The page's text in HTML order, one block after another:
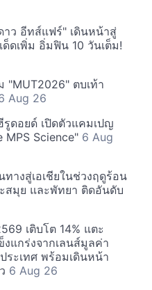
ว อีทส์แฟร์" เดินหน้าสู่
ดเพิ่ม อิ่มฟิน 10 วันเต็ม!
"MUT2026" ตบเท้า
Aug 26
รูดอยด์ เปิดตัวแคมเปญ
MPS Science" 6 Aug
ทางสู่เอเชียในช่วงฤดูร้อน
สมุย และพัทยา ติดอันดับ
เติบโต 14% แตะ
แกร่งจากเลนส์มูลค่า
ระเทศ พร้อมเดินหน้า
6 Aug 26